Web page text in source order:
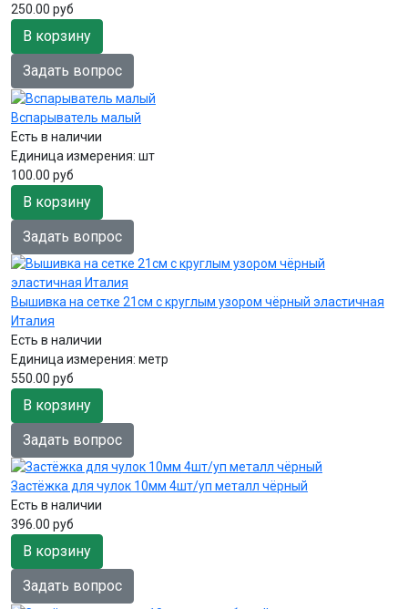
250.00 руб
В корзину
Задать вопрос
Вспарыватель малый
Есть в наличии
Единица измерения: шт
100.00 руб
В корзину
Задать вопрос
Вышивка на сетке 21см с круглым узором чёрный эластичная
Италия
Есть в наличии
Единица измерения: метр
550.00 руб
В корзину
Задать вопрос
Застёжка для чулок 10мм 4шт/уп металл чёрный
Есть в наличии
396.00 руб
В корзину
Задать вопрос